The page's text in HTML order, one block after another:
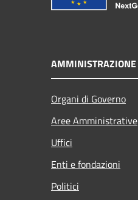
AMMINISTRAZIONE
Organi di Governo
Aree Amministrative
Uffici
Enti e fondazioni
Politici